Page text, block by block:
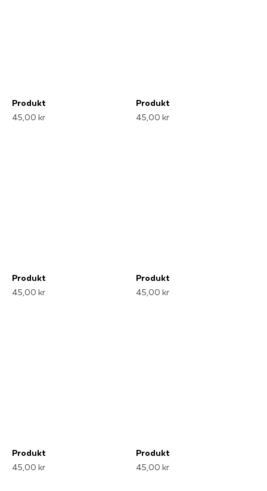
Produkt
45,00 kr
Produkt
45,00 kr
Produkt
45,00 kr
Produkt
45,00 kr
Produkt
45,00 kr
Produkt
45,00 kr